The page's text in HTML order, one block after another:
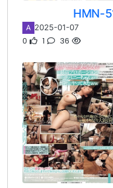
HMN-
A 2025-01-07
0 1 36